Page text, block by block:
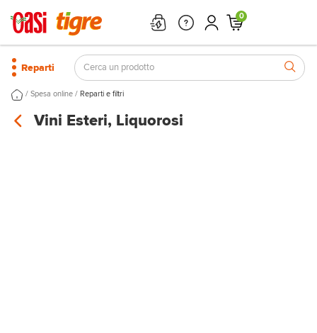
0
Reparti
/ Spesa online / Reparti e filtri
Vini Esteri, Liquorosi